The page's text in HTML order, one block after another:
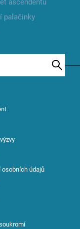
ascendentu
palačinky
osobních údajů